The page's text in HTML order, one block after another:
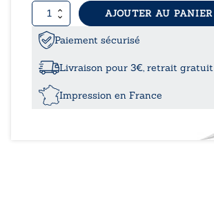
quantité
de
Maintenant
mort
AJOUTER AU PANIER
Paiement sécurisé
Livraison pour 3€, retrait gratuit
Impression en France